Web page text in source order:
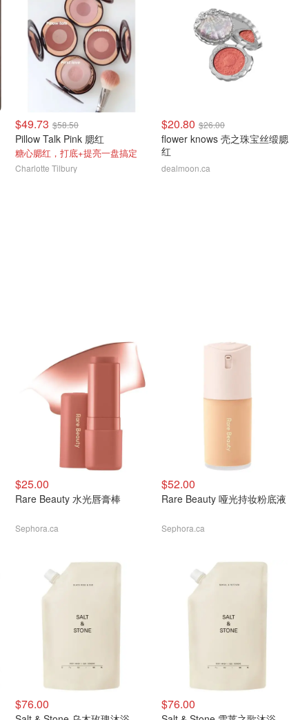
$49.73 $58.50
Pillow Talk Pink 腮红
糖心腮红，打底+提亮一盘搞定
Charlotte Tilbury
$20.80 $26.00
flower knows 壳之珠宝丝缎腮
红
dealmoon.ca
$25.00
Rare Beauty 水光唇膏棒
Sephora.ca
$52.00
Rare Beauty 哑光持妆粉底液
Sephora.ca
$76.00 $76.00